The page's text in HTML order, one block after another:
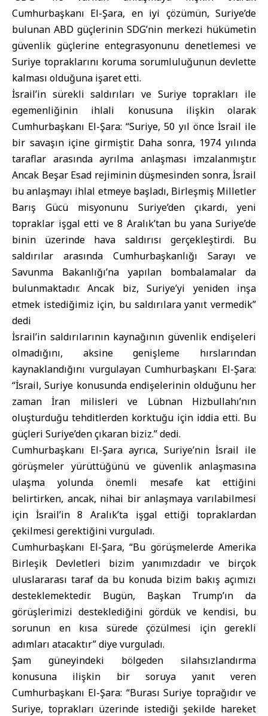
Cumhurbaşkanı El-Şara, en iyi çözümün, Suriye’de
bulunan ABD güçlerinin SDG’nin merkezi hükümetin
güvenlik güçlerine entegrasyonunu denetlemesi ve
Suriye topraklarını koruma sorumluluğunun devlette
kalması olduğuna işaret etti.
İsrail’in sürekli saldırıları ve Suriye toprakları ile
egemenliğinin ihlali konusuna ilişkin olarak
Cumhurbaşkanı El-Şara: “Suriye, 50 yıl önce İsrail ile
bir savaşın içine girmiştir. Daha sonra, 1974 yılında
taraflar arasında ayrılma anlaşması imzalanmıştır.
Ancak Beşar Esad rejiminin düşmesinden sonra, İsrail
bu anlaşmayı ihlal etmeye başladı, Birleşmiş Milletler
Barış Gücü misyonunu Suriye’den çıkardı, yeni
topraklar işgal etti ve 8 Aralık’tan bu yana Suriye’de
binin üzerinde hava saldırısı gerçekleştirdi. Bu
saldırılar arasında Cumhurbaşkanlığı Sarayı ve
Savunma Bakanlığı’na yapılan bombalamalar da
bulunmaktadır. Ancak biz, Suriye’yi yeniden inşa
etmek istediğimiz için, bu saldırılara yanıt vermedik”
dedi
İsrail’in saldırılarının kaynağının güvenlik endişeleri
olmadığını, aksine genişleme hırslarından
kaynaklandığını vurgulayan Cumhurbaşkanı El-Şara:
“İsrail, Suriye konusunda endişelerinin olduğunu her
zaman İran milisleri ve Lübnan Hizbullahı’nın
oluşturduğu tehditlerden korktuğu için iddia etti. Bu
güçleri Suriye’den çıkaran biziz.” dedi.
Cumhurbaşkanı El-Şara ayrıca, Suriye’nin İsrail ile
görüşmeler yürüttüğünü ve güvenlik anlaşmasına
ulaşma yolunda önemli mesafe kat ettiğini
belirtirken, ancak, nihai bir anlaşmaya varılabilmesi
için İsrail’in 8 Aralık’ta işgal ettiği topraklardan
çekilmesi gerektiğini vurguladı.
Cumhurbaşkanı El-Şara, “Bu görüşmelerde Amerika
Birleşik Devletleri bizim yanımızdadır ve birçok
uluslararası taraf da bu konuda bizim bakış açımızı
desteklemektedir. Bugün, Başkan Trump’ın da
görüşlerimizi desteklediğini gördük ve kendisi, bu
sorunun en kısa sürede çözülmesi için gerekli
adımları atacaktır” diye vurguladı.
Şam güneyindeki bölgeden silahsızlandırma
konusuna ilişkin bir soruya yanıt veren
Cumhurbaşkanı El-Şara: “Burası Suriye toprağıdır ve
Suriye, toprakları üzerinde istediği şekilde hareket